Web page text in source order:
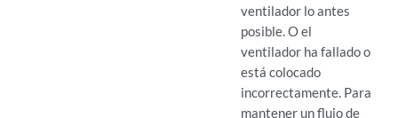
ventilador lo antes
posible. O el
ventilador ha fallado o
está colocado
incorrectamente. Para
mantener un flujo de